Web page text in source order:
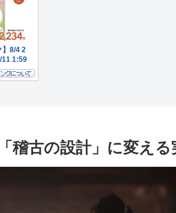
稽古の設計」に変える